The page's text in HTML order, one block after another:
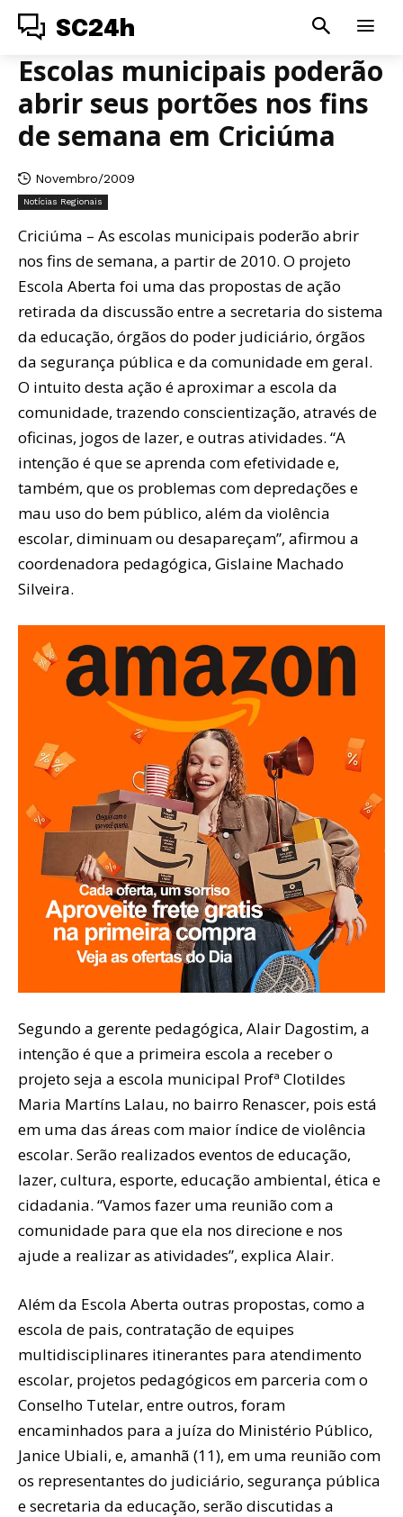
SC24h
Escolas municipais poderão
abrir seus portões nos fins
de semana em Criciúma
Novembro/2009
Notícias Regionais
Criciúma – As escolas municipais poderão abrir
nos fins de semana, a partir de 2010. O projeto
Escola Aberta foi uma das propostas de ação
retirada da discussão entre a secretaria do sistema
da educação, órgãos do poder judiciário, órgãos
da segurança pública e da comunidade em geral.
O intuito desta ação é aproximar a escola da
comunidade, trazendo conscientização, através de
oficinas, jogos de lazer, e outras atividades. “A
intenção é que se aprenda com efetividade e,
também, que os problemas com depredações e
mau uso do bem público, além da violência
escolar, diminuam ou desapareçam”, afirmou a
coordenadora pedagógica, Gislaine Machado
Silveira.
Segundo a gerente pedagógica, Alair Dagostim, a
intenção é que a primeira escola a receber o
projeto seja a escola municipal Profª Clotildes
Maria Martíns Lalau, no bairro Renascer, pois está
em uma das áreas com maior índice de violência
escolar. Serão realizados eventos de educação,
lazer, cultura, esporte, educação ambiental, ética e
cidadania. “Vamos fazer uma reunião com a
comunidade para que ela nos direcione e nos
ajude a realizar as atividades”, explica Alair.
Além da Escola Aberta outras propostas, como a
escola de pais, contratação de equipes
multidisciplinares itinerantes para atendimento
escolar, projetos pedagógicos em parceria com o
Conselho Tutelar, entre outros, foram
encaminhados para a juíza do Ministério Público,
Janice Ubiali, e, amanhã (11), em uma reunião com
os representantes do judiciário, segurança pública
e secretaria da educação, serão discutidas a